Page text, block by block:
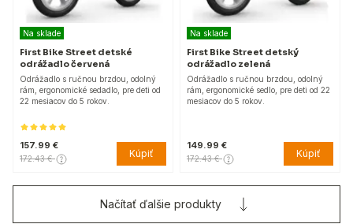
Na sklade
First Bike Street detské
odrážadlo červená
Odrážadlo s ručnou brzdou, odolný
rám, ergonomické sedadlo, pre deti od
22 mesiacov do 5 rokov.
157.99 €
172.43 € Kúpiť
Na sklade
First Bike Street detský
odrážadlo zelená
Odrážadlo s ručnou brzdou, odolný
rám, ergonomické sedlo, pre deti od 22
mesiacov do 5 rokov.
149.99 €
172.43 € Kúpiť
Načítať ďalšie produkty